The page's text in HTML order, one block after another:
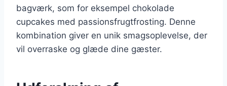
bagværk, som for eksempel chokolade
cupcakes med passionsfrugtfrosting. Denne
kombination giver en unik smagsoplevelse, der
vil overraske og glæde dine gæster.